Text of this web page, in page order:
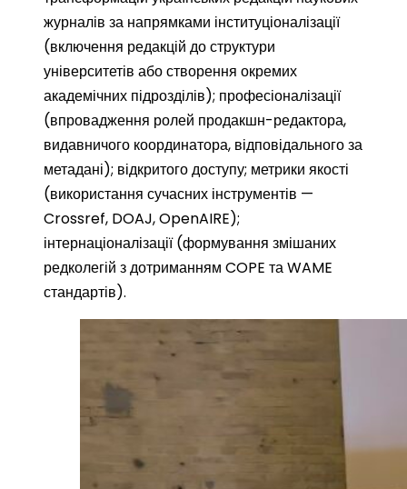
журналів за напрямками інституціоналізації
(включення редакцій до структури
університетів або створення окремих
академічних підрозділів); професіоналізації
(впровадження ролей продакшн-редактора,
видавничого координатора, відповідального за
метадані); відкритого доступу; метрики якості
(використання сучасних інструментів —
Crossref, DOAJ, OpenAIRE);
інтернаціоналізації (формування змішаних
редколегій з дотриманням COPE та WAME
стандартів).